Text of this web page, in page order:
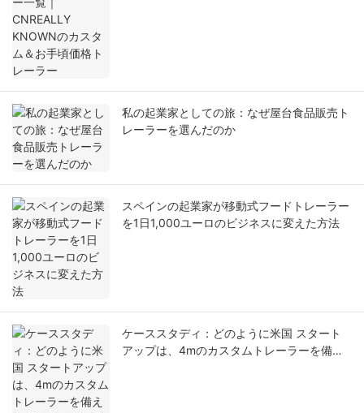
私の起業家としての旅：なぜ屋台食品販売ト
レーラーを選んだのか
スペインの起業家が移動式フードトレーラー
を1日1,000ユーロのビジネスに変えた方法
ケーススタディ：どのように米国 スタート
アップは、4mのカスタムトレーラーを備え